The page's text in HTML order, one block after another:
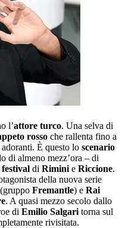
l’attore turco. Una selva di
rosso che rallenta fino a
È questo lo scenario
di almeno mezz’ora – di
di Rimini e Riccione.
della nuova serie
(gruppo Fremantle) e Rai
. A quasi mezzo secolo dallo
di Emilio Salgari torna sul
rivisitata.